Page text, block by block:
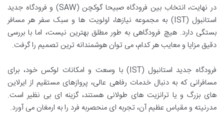
در نهایت، انتخاب بین فرودگاه صبیحا گوکچن (SAW) و فرودگاه جدید
استانبول (IST) به مجموعه نیازها، اولویت ها و سبک سفر هر مسافر
بستگی دارد. هیچ فرودگاهی به طور مطلق بهترین نیست، اما با بررسی
دقیق مزایا و معایب هر کدام، می توان هوشمندانه ترین تصمیم را گرفت.
فرودگاه جدید استانبول (IST) با وسعت و امکانات لوکس خود، برای
مسافرانی که به دنبال خدمات رفاهی عالی، پروازهای مستقیم از ایرلاین
های بزرگ و یا ترانزیت های طولانی هستند، گزینه ای بی نظیر است.
مدرنیته و مقیاس عظیم آن، تجربه ای منحصربه فرد را به ارمغان می آورد.